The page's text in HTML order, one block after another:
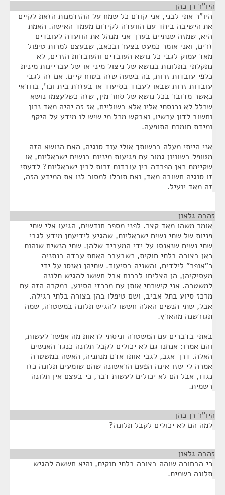
היו"ר רן כהן
היו"ר אתי לבני, אני קודם כל שמח על ההזדמנות הזאת לקיים
את הישיבה ביחד עם הוועדה לקידום מעמד האישה. האמת
היא, שמזה שנתיים בערך אני מנהל את הוועדה לעובדים
זרים, ואני אומר כמעט בצער ובכאב, שבעצם למרות טיפול
מאד עמוק לגבי כל נושא העובדים והעובדות הזרים, לא
נתקלתי בתלונות בנושא של ניצול מיני או של עבריינות מינית
כלפי עובדות זרות, בה בשעה שזה בטוח קיים. אם זה לגבי
עובדות זרות שבאו לעבוד בסיעוד או בעזרת בית וכו', בוודאי
כאשר מדובר בכל נושא של סחר מין, שזה כשלעצמו נושא
שכלל לא נכנסתי אליו אלא בשוליים, אז זה יהיה מאד נכון
וחשוב לדון עכשיו, ואבקש מכל מי שיש לו מידע על היקף
ומידת חומרת התופעה.
אני הייתי מעלה ברשותך אולי עוד סוגיה, האם הנושא הזה
מטופל בשוויון גמור עם פגיעות מיניות בנשים ישראליות, או
שקיימת כאן הפרדה בין עובדות זרות לבין ישראליות? לדעתי
זו סוגיה חשובה מאד, ואם תוכלו למסור לנו את המידע הזה,
זה מאד יועיל.
זהבה גלאון
אומר משהו מאד קצר. לפני מספר חודשים, הגיעו אלי שתי
פניות של שתי נשים ישראליות, שהגיע לידיעתן מידע לגבי
שתי נשים שנאנסו על ידי המעביד שלהן. שתי הנשים שוהות
כאן בצורה בלתי חוקית, כשבעבר האחת עבדה בנתניה
כ"אופר" לילדים, והשניה בסיעוד. שתיהן נאנסו על ידי
מעסיקיהן, הן הצליחו לברוח אבל חששו להגיש תלונה
למשטרה. אני קישרתי אותן עם מרכזי הסיוע, במקרה הזה עם
מרכז סיוע בתל אביב, ושם טיפלו בהן בצורה בלתי רגילה.
אבל, שתי הנשים האלה חששו להגיש תלונה במשטרה, שמה
תגורשנה מהארץ.
באתי בדברים עם המשטרה וניסתי לראות מה אפשר לעשות,
והם אמרו: אנחנו גם לא יכולים לקבל תלונה כנגד האנשים
האלה. דרך אגב, לגבי אותו אדם מנתניה, האשה במשטרה
אמרה לי שזו אינה הפעם הראשונה שהם שומעים תלונה כזו
נגדו, אבל הם לא יכולים לעשות דבר, כי בעצם אין תלונה
רשמית.
היו"ר רן כהן
למה הם לא יכולים לקבל תלונה?
זהבה גלאון
כי הבחורה שוהה בצורה בלתי חוקית, והיא חששה להגיש
תלונה רשמית.